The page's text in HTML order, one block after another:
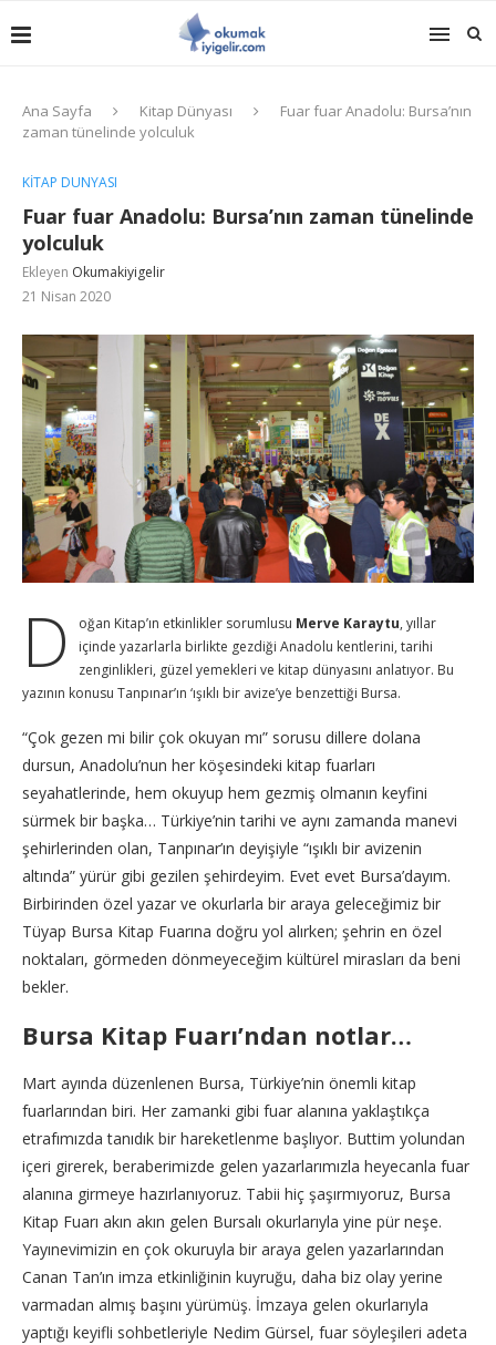
Ana Sayfa Kitap Dünyası
Fuar fuar Anadolu: Bursa’nın
zaman tünelinde yolculuk
KITAP DÜNYASI
Fuar fuar Anadolu: Bursa’nın zaman tünelinde
yolculuk
Ekleyen Okumakiyigelir
21 Nisan 2020
D oğan Kitap’ın etkinlikler sorumlusu Merve Karaytu, yıllar
içinde yazarlarla birlikte gezdiği Anadolu kentlerini, tarihi
zenginlikleri, güzel yemekleri ve kitap dünyasını anlatıyor. Bu
yazının konusu Tanpınar’ın ‘ışıklı bir avize’ye benzettiği Bursa.
“Çok gezen mi bilir çok okuyan mı” sorusu dillere dolana
dursun, Anadolu’nun her köşesindeki kitap fuarları
seyahatlerinde, hem okuyup hem gezmiş olmanın keyfini
sürmek bir başka… Türkiye’nin tarihi ve aynı zamanda manevi
şehirlerinden olan, Tanpınar’ın deyişiyle “ışıklı bir avizenin
altında” yürür gibi gezilen şehirdeyim. Evet evet Bursa’dayım.
Birbirinden özel yazar ve okurlarla bir araya geleceğimiz bir
Tüyap Bursa Kitap Fuarına doğru yol alırken; şehrin en özel
noktaları, görmeden dönmeyeceğim kültürel mirasları da beni
bekler.
Bursa Kitap Fuarı’ndan notlar…
Mart ayında düzenlenen Bursa, Türkiye’nin önemli kitap
fuarlarından biri. Her zamanki gibi fuar alanına yaklaştıkça
etrafımızda tanıdık bir hareketlenme başlıyor. Buttim yolundan
içeri girerek, beraberimizde gelen yazarlarımızla heyecanla fuar
alanına girmeye hazırlanıyoruz. Tabii hiç şaşırmıyoruz, Bursa
Kitap Fuarı akın akın gelen Bursalı okurlarıyla yine pür neşe.
Yayınevimizin en çok okuruyla bir araya gelen yazarlarından
Canan Tan’ın imza etkinliğinin kuyruğu, daha biz olay yerine
varmadan almış başını yürümüş. İmzaya gelen okurlarıyla
yaptığı keyifli sohbetleriyle Nedim Gürsel, fuar söyleşileri adeta